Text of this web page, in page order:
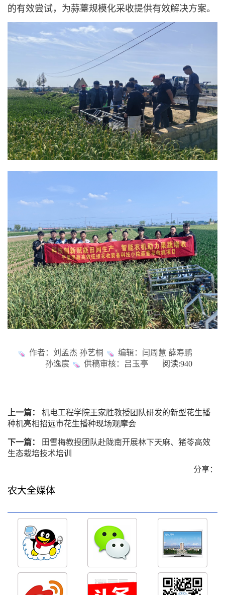
的有效尝试，为蒜薹规模化采收提供有效解决方案。
作者：刘孟杰 孙艺桐
编辑：闫周慧 薛寿鹏
孙逸宸
供稿审核：吕玉亭 阅读:940
上一篇：
机电工程学院王家胜教授团队研发的新型花生播
种机亮相招远市花生播种现场观摩会
下一篇：
田雪梅教授团队赴陇南开展林下天麻、猪苓高效
生态栽培技术培训
分享：
农大全媒体